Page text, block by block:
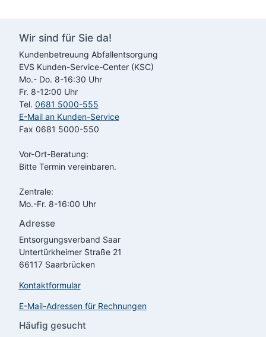
Wir sind für Sie da!
Kundenbetreuung Abfallentsorgung
EVS Kunden-Service-Center (KSC)
Mo.- Do. 8-16:30 Uhr
Fr. 8-12:00 Uhr
Tel. 0681 5000-555
E-Mail an Kunden-Service
Fax 0681 5000-550
Vor-Ort-Beratung:
Bitte Termin vereinbaren.
Zentrale:
Mo.-Fr. 8-16:00 Uhr
Adresse
Entsorgungsverband Saar
Untertürkheimer Straße 21
66117 Saarbrücken
Kontaktformular
E-Mail-Adressen für Rechnungen
Häufig gesucht